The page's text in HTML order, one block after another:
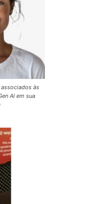
às
AI em sua